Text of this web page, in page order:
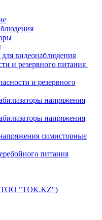
видеонаблюдения
и резервного питания
и резервного
напряжения
напряжения
симисторные
питания
ТОО "TOK.KZ")